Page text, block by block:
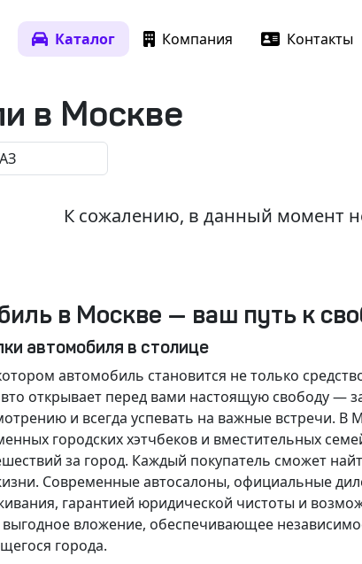
Каталог Компания Контакты
в Москве
К сожалению, в данный момент
в Москве — ваш путь к
автомобиля в столице
автомобиль становится не только
открывает перед вами настоящую свободу —
и всегда успевать на важные встречи.
городских хэтчбеков и вместительных
за город. Каждый покупатель сможет
Современные автосалоны, официальные
гарантией юридической чистоты и
вложение, обеспечивающее
города.